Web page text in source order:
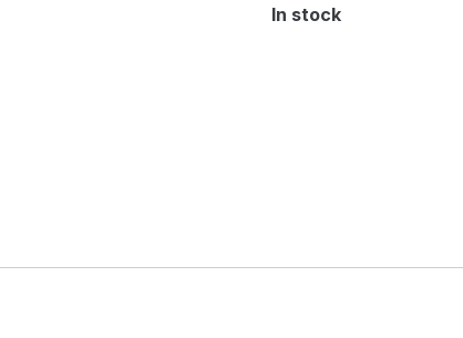
In stock